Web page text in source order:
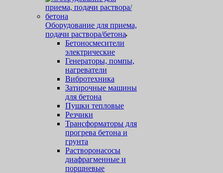
Оборудование для приема,
подачи раствора/бетона
Бетоносмесители
электрические
Генераторы, помпы,
нагреватели
Вибротехника
Затирочные машины
для бетона
Пушки тепловые
Резчики
Трансформаторы для
прогрева бетона и
грунта
Растворонасосы
диафрагменные и
поршневые